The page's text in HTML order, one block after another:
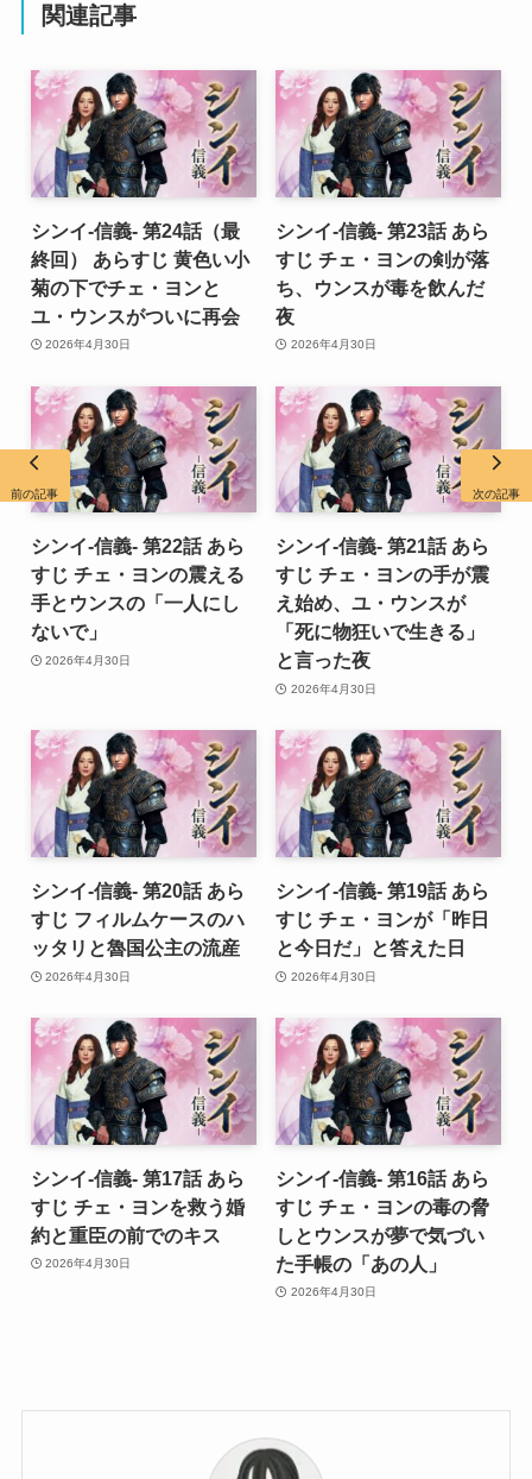
関連記事
シンイ-信義- 第24話（最
終回） あらすじ 黄色い小
菊の下でチェ・ヨンと
ユ・ウンスがついに再会
2026年4月30日
シンイ-信義- 第23話 あら
すじ チェ・ヨンの剣が落
ち、ウンスが毒を飲んだ
夜
2026年4月30日
シンイ-信義- 第22話 あら
すじ チェ・ヨンの震える
手とウンスの「一人にし
ないで」
2026年4月30日
シンイ-信義- 第21話 あら
すじ チェ・ヨンの手が震
え始め、ユ・ウンスが
「死に物狂いで生きる」
と言った夜
2026年4月30日
シンイ-信義- 第20話 あら
すじ フィルムケースのハ
ッタリと魯国公主の流産
2026年4月30日
シンイ-信義- 第19話 あら
すじ チェ・ヨンが「昨日
と今日だ」と答えた日
2026年4月30日
シンイ-信義- 第17話 あら
すじ チェ・ヨンを救う婚
約と重臣の前でのキス
2026年4月30日
シンイ-信義- 第16話 あら
すじ チェ・ヨンの毒の脅
しとウンスが夢で気づい
た手帳の「あの人」
2026年4月30日
前の記事 次の記事